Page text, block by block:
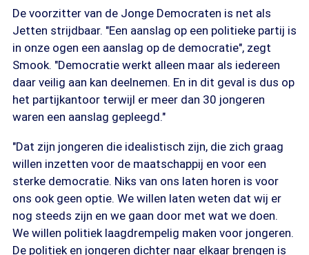
De voorzitter van de Jonge Democraten is net als
Jetten strijdbaar. "Een aanslag op een politieke partij is
in onze ogen een aanslag op de democratie", zegt
Smook. "Democratie werkt alleen maar als iedereen
daar veilig aan kan deelnemen. En in dit geval is dus op
het partijkantoor terwijl er meer dan 30 jongeren
waren een aanslag gepleegd."
"Dat zijn jongeren die idealistisch zijn, die zich graag
willen inzetten voor de maatschappij en voor een
sterke democratie. Niks van ons laten horen is voor
ons ook geen optie. We willen laten weten dat wij er
nog steeds zijn en we gaan door met wat we doen.
We willen politiek laagdrempelig maken voor jongeren.
De politiek en jongeren dichter naar elkaar brengen is